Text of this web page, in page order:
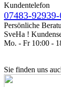
Kundentelefon
07483-
Persönliche
SveHa !
Mo. - Fr 10:00 -
Sie finden uns